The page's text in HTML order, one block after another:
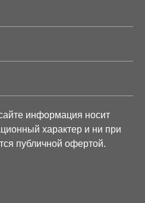
информация носит
характер и ни при
публичной офертой.